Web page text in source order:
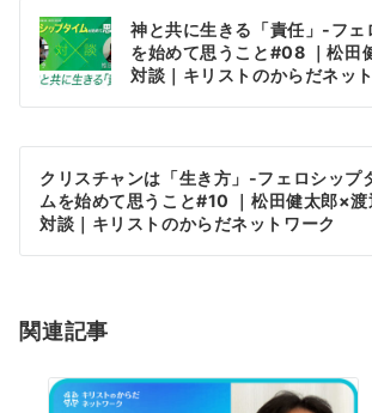
投
稿
ビ
ゲ
ー
シ
ン
神と共に生きる「責任」-フェ
を始めて思うこと#08 ｜松田
対談｜キリストのからだネッ
クリスチャンは「生き方」-フェロシップ
ムを始めて思うこと#10 ｜松田健太郎×渡
対談｜キリストのからだネットワーク
関連記事